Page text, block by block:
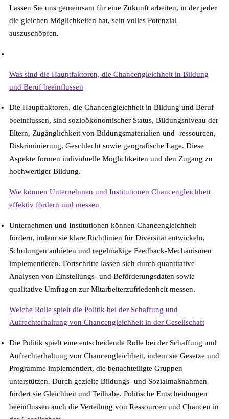
Lassen Sie uns gemeinsam für eine Zukunft arbeiten, in der jeder
die gleichen Möglichkeiten hat, sein volles Potenzial
auszuschöpfen.
Was sind die Hauptfaktoren, die Chancengleichheit in Bildung
und Beruf beeinflussen
Die Hauptfaktoren, die Chancengleichheit in Bildung und Beruf
beeinflussen, sind sozioökonomischer Status, Bildungsniveau der
Eltern, Zugänglichkeit von Bildungsmaterialien und -ressourcen,
Diskriminierung, Geschlecht sowie geografische Lage. Diese
Aspekte formen individuelle Möglichkeiten und den Zugang zu
hochwertiger Bildung.
Wie können Unternehmen und Institutionen Chancengleichheit
effektiv fördern und messen
Unternehmen und Institutionen können Chancengleichheit
fördern, indem sie klare Richtlinien für Diversität entwickeln,
Schulungen anbieten und regelmäßige Feedback-Mechanismen
implementieren. Fortschritte lassen sich durch quantitative
Analysen von Einstellungs- und Beförderungsdaten sowie
qualitative Umfragen zur Mitarbeiterzufriedenheit messen.
Welche Rolle spielt die Politik bei der Schaffung und
Aufrechterhaltung von Chancengleichheit in der Gesellschaft
Die Politik spielt eine entscheidende Rolle bei der Schaffung und
Aufrechterhaltung von Chancengleichheit, indem sie Gesetze und
Programme implementiert, die benachteiligte Gruppen
unterstützen. Durch gezielte Bildungs- und Sozialmaßnahmen
fördert sie Gleichheit und Teilhabe. Politische Entscheidungen
beeinflussen auch die Verteilung von Ressourcen und Chancen in